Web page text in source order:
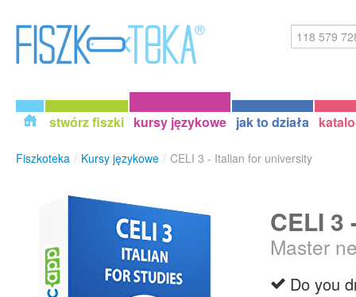
stwórz fiszki kursy językowe jak to działa
Fiszkoteka / Kursy językowe / CELI 3 - Italian for university
CELI
Master
Do you